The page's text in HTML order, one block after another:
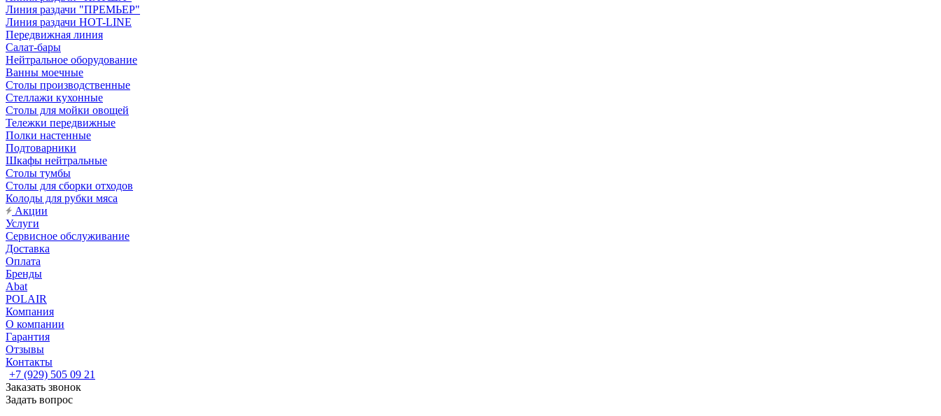
Линия раздачи "ПРЕМЬЕР"
Линия раздачи HOT-LINE
Передвижная линия
Салат-бары
Нейтральное оборудование
Ванны моечные
Столы производственные
Стеллажи кухонные
Столы для мойки овощей
Тележки передвижные
Полки настенные
Подтоварники
Шкафы нейтральные
Столы тумбы
Столы для сборки отходов
Колоды для рубки мяса
Акции
Услуги
Сервисное обслуживание
Доставка
Оплата
Бренды
Abat
POLAIR
Компания
О компании
Гарантия
Отзывы
Контакты
+7 (929) 505 09 21
Заказать звонок
Задать вопрос